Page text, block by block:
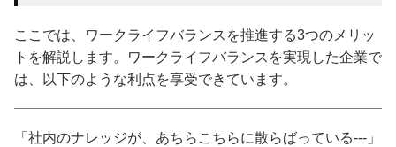
ここでは、ワークライフバランスを推進する3つのメリッ
トを解説します。ワークライフバランスを実現した企業で
は、以下のような利点を享受できています。
「社内のナレッジが、あちらこちらに散らばっている---」